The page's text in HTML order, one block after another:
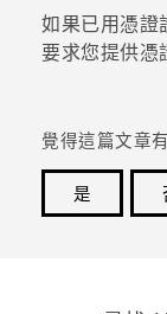
如果已用憑證
要求您提供憑
覺得這篇文章
是